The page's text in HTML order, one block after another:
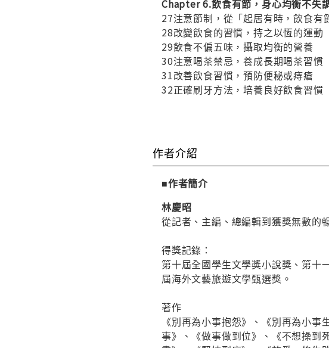
Chapter 6.飲食有節，身心均衡不失
27注意節制，從「起居有時，飲食有
28改變飲食的習慣，持之以恆的運動
29飲食不偏五味，攝取均衡的營養
30注意喝茶禁忌，養成長期喝茶習慣
31改善飲食習慣，預防便秘或痔瘡
32正確刷牙方法，培養良好飲食習慣
作者介紹
■作者簡介
林慶昭
從記者、主編、總編輯到獲獎無數的
得獎記錄：
第十屆全國學生文學獎小說獎、第十
屆海外文藝旅遊文學甄選獎。
著作
《別再為小事抱怨》、《別再為小
事》、《做事做到位》、《不想操到